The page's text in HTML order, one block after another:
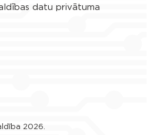
datu privātuma
2026.